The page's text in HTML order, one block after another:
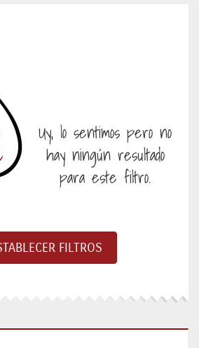
Uy, lo sentimos pero no
hay ningún resultado
para este filtro.